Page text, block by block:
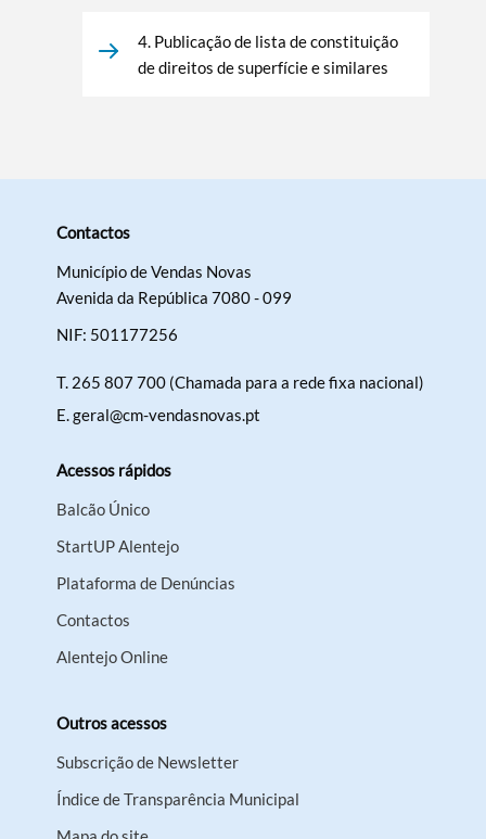
4. Publicação de lista de constituição
de direitos de superfície e similares
Contactos
Município de Vendas Novas
Avenida da República 7080 - 099
NIF: 501177256
T. 265 807 700 (Chamada para a rede fixa nacional)
E.geral@cm-vendasnovas.pt
Acessos rápidos
Balcão Único
StartUP Alentejo
Plataforma de Denúncias
Contactos
Alentejo Online
Outros acessos
Subscrição de Newsletter
Índice de Transparência Municipal